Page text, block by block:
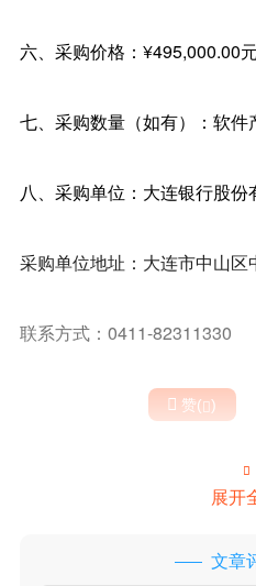
六、采购价格：¥495,000.00元
七、采购数量（如有）：软件
八、采购单位：大连银行股份
采购单位地址：大连市中山
联系方式：0411-82311330
 赞()

展开
文章